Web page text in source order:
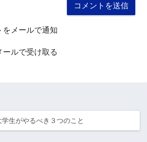
をメールで通知
ールで受け取る
生がやるべき３つのこと